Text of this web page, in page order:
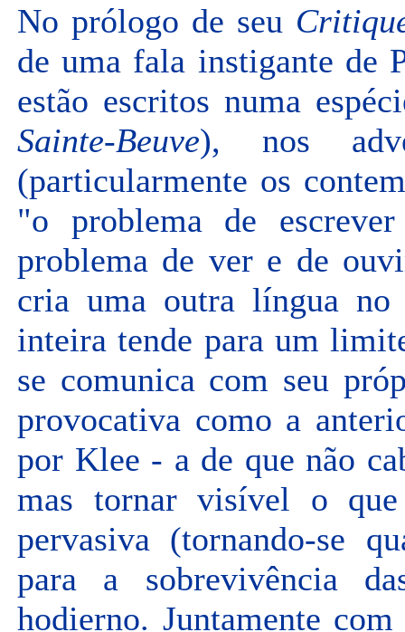
No prólogo de seu
de uma fala instigante de
estão escritos numa
Sainte-Beuve), nos
(particularmente os
"o problema de
problema de ver e de
cria uma outra língua
inteira tende para um
se comunica com seu
provocativa como a
por Klee - a de que não
mas tornar visível o
pervasiva (tornando-se
para a sobrevivência
hodierno. Juntamente